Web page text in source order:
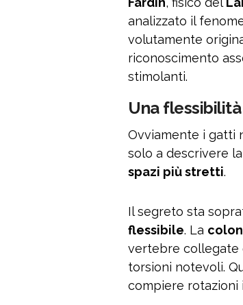
analizzato il
volutamente
riconoscimento
stimolanti.
Una
Ovviamente i gatti
solo a descrivere
spazi più stretti.
Il segreto sta
flessibile. La
vertebre collegate
torsioni notevoli.
compiere rotazioni